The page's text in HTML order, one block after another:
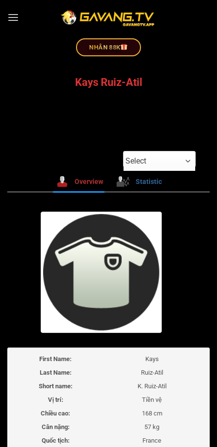
NHÂN 88K
Kays Ruiz-Atil
Select
Overview Statistic
First Name:
Kays
Last Name:
Ruiz-Atil
Short name:
K. Ruiz-Atil
Vị trí:
Tiền vệ
Chiều cao:
168 cm
Cân nặng:
57 kg
Quốc tịch:
France